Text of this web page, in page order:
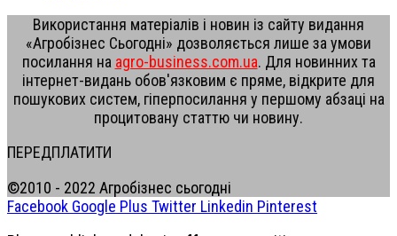
Використання матеріалів і новин із сайту видання
«Агробізнес Сьогодні» дозволяється лише за умови
посилання на agro-business.com.ua. Для новинних та
інтернет-видань обов'язковим є пряме, відкрите для
пошукових систем, гіперпосилання у першому абзаці на
процитовану статтю чи новину.
ПЕРЕДПЛАТИТИ
©2010 - 2022 Агробізнес сьогодні
Facebook Google Plus Twitter Linkedin Pinterest